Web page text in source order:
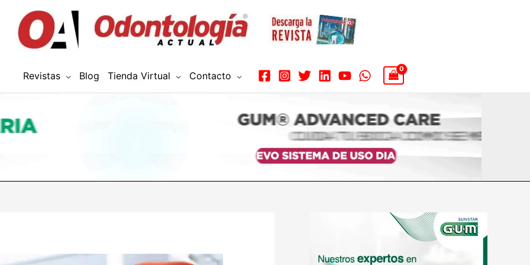
Revistas Blog Tienda Virtual Contacto